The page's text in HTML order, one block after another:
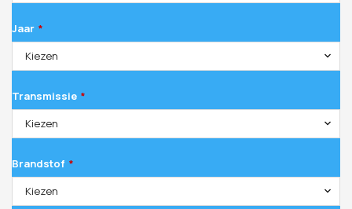
Jaar *
Kiezen
Transmissie *
Kiezen
Brandstof *
Kiezen